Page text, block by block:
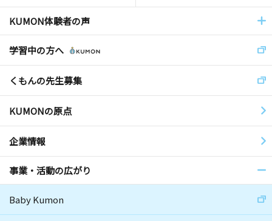
KUMON体験者の声
学習中の方へ
くもんの先生募集
KUMONの原点
企業情報
事業・活動の広がり
Baby Kumon